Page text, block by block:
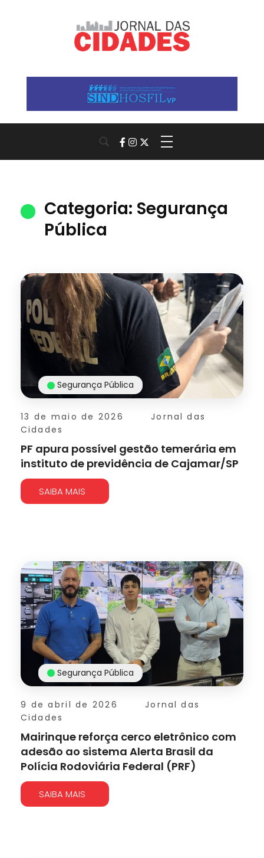
Categoria: Segurança
Pública
13 de maio de 2026
Jornal das
Cidades
Segurança Pública
PF apura possível gestão temerária em
instituto de previdência de Cajamar/SP
SAIBA MAIS
9 de abril de 2026
Jornal das
Cidades
Segurança Pública
Mairinque reforça cerco eletrônico com
adesão ao sistema Alerta Brasil da
Polícia Rodoviária Federal (PRF)
SAIBA MAIS